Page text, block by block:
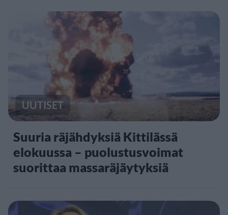
UUTISET
Suuria räjähdyksiä Kittilässä
elokuussa – puolustusvoimat
suorittaa massaräjäytyksiä